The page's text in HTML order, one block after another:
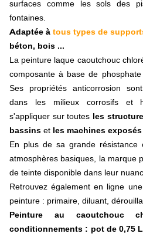
Boulonnerie
Débroussailleuse et épareuse
Couteau, marteau, fléau
Manille
Bague
Distributeur d'engrais
Agitateur distributeur
Pales distributeur
Divers distributeur
Épandeur à fumier
Faucheuse
Couteau de faucheuse
Porte couteau et boulonnerie
Assiette
Patin d'usure
Tambour
Pièces technique
surfaces comme les sols des
fontaines.
Adaptée à tous types de
béton, bois ...
La peinture laque caoutchouc
composante à base de
Ses propriétés anticorrosion
dans les milieux corrosifs et
s'appliquer sur toutes les
bassins et les machines
En plus de sa grande résistance
atmosphères basiques, la marque
de teinte disponible dans leur
Retrouvez également en ligne
peinture : primaire, diluant,
Peinture au caoutchouc
conditionnements : pot de 0,75